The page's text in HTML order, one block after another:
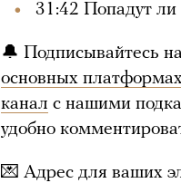
31:42 Попадут
🔔 Подписывайтесь
основных
канал с нашими
удобно
💌 Адрес для ваших